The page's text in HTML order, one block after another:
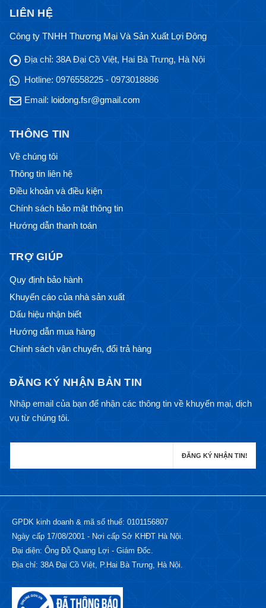
LIÊN HỆ
Công ty TNHH Thương Mại Và Sản Xuất Lợi Đông
Địa chỉ: 38A Đại Cồ Việt, Hai Bà Trưng, Hà Nội
Hotline: 0976558225 - 0973018886
Email: loidong.fsr@gmail.com
THÔNG TIN
Về chúng tôi
Thông tin liên hệ
Điều khoản và điều kiện
Chính sách bảo mật thông tin
Hướng dẫn thanh toán
TRỢ GIÚP
Quy định bảo hành
Khuyến cáo của nhà sản xuất
Dấu hiệu nhận biết
Hướng dẫn mua hàng
Chính sách vận chuyển, đổi trả hàng
ĐĂNG KÝ NHẬN BẢN TIN
Nhập email của bạn để nhận các thông tin về khuyến mại, dịch
vụ từ chúng tôi.
GPDK kinh doanh & mã số thuế: 0101156807
Ngày cấp 17/08/2001 - Nơi cấp Sở KHĐT Hà Nội.
Đại diện: Ông Đỗ Quang Lợi - Giám Đốc.
Địa chỉ: 38A Đại Cồ Việt, P.Hai Bà Trưng, Hà Nội.